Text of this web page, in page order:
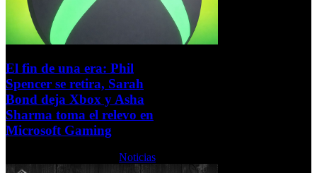
El fin de una era: Phil
Spencer se retira, Sarah
Bond deja Xbox y Asha
Sharma toma el relevo en
Microsoft Gaming
Noticias